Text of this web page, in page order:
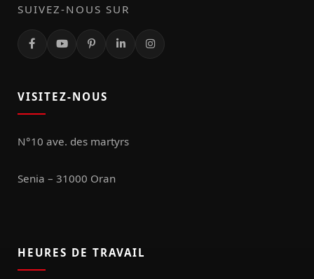
SUIVEZ-NOUS SUR
VISITEZ-NOUS
N°10 ave. des martyrs
Senia – 31000 Oran
HEURES DE TRAVAIL